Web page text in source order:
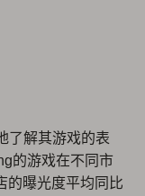
了解其游戏的表
的游戏在不同市
的曝光度平均同比